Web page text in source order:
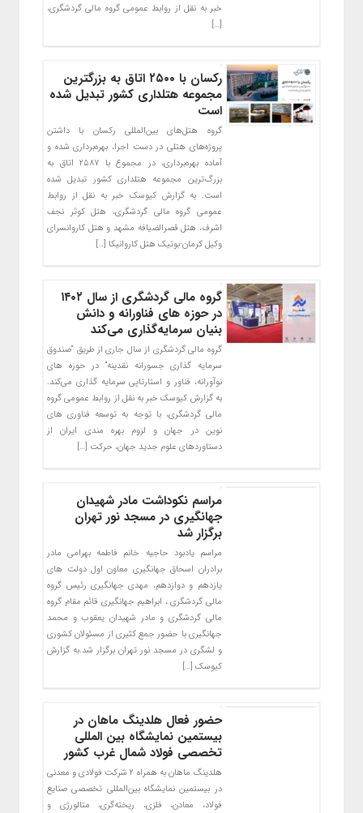
خبر به نقل از روابط عمومی گروه مالی گردشگری،
[…]
رکسان با ۲۵۰۰ اتاق به بزرگترین
مجموعه هتلداری کشور تبدیل شده
است
گروه هتل‌های بین‌المللی رکسان با داشتن
پروژه‌های هتلی در دست اجرا، بهره‌برداری شده و
آماده بهره‌برداری، در مجموع با ۲۵۸۷ اتاق به
بزرگ‌ترین مجموعه هتلداری کشور تبدیل شده
است. به گزارش کیوسک خبر به نقل از روابط
عمومی گروه مالی گردشگری، هتل کوثر نجف
اشرف، هتل قصرالضیافه مشهد و هتل کاروانسرای
وکیل کرمان-بوتیک هتل کاروانیکا […]
گروه مالی گردشگری از سال ۱۴۰۲
در حوزه های فناورانه و دانش
بنیان سرمایه‌گذاری می‌کند
گروه مالی گردشگری از سال جاری از طریق “صندوق
سرمایه گذاری جسورانه نقدینه” در حوزه های
نوآورانه، فناور و استارتاپی سرمایه گذاری می‌کند.
به گزارش کیوسک خبر به نقل از روابط عمومی گروه
مالی گردشگری، با توجه به توسعه فناوری های
نوین در جهان و لزوم بهره مندی ایران از
دستاوردهای علوم جدید جهان، حرکت […]
مراسم نکوداشت مادر شهیدان
جهانگیری در مسجد نور تهران
برگزار شد
مراسم یادبود حاجیه خانم فاطمه بهرامی مادر
برادران اسحاق جهانگیری معاون اول دولت های
یازدهم و دوازدهم، مهدی جهانگیری رئیس گروه
مالی گردشگری ، ابراهیم جهانگیری قائم مقام گروه
مالی گردشگری و مادر شهیدان یعقوب و محمد
جهانگیری با حضور جمع کثیری از مسئولان کشوری
و لشگری در مسجد نور تهران برگزار شد.به گزارش
کیوسک […]
حضور فعال هلدینگ ماهان در
بیستمین نمایشگاه بین المللی
تخصصی فولاد شمال غرب کشور
هلدینگ ماهان به همراه ۲ شرکت فولادی و معدنی
در بیستمین نمایشگاه بین‌المللی تخصصی صنایع
فولاد، معادن، فلزی، ریخته‌گری، متالورژی و